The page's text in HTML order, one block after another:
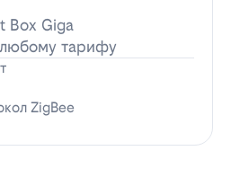
Box Giga
тарифу
ZigBee